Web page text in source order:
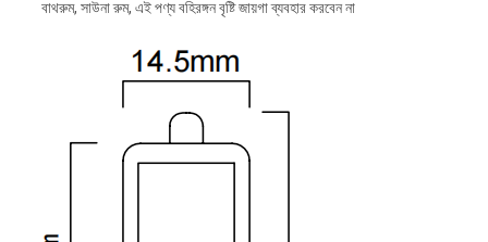
বাথরুম, সাউনা রুম, এই পণ্য বহিরঙ্গন বৃষ্টি জায়গা ব্যবহার করবেন না